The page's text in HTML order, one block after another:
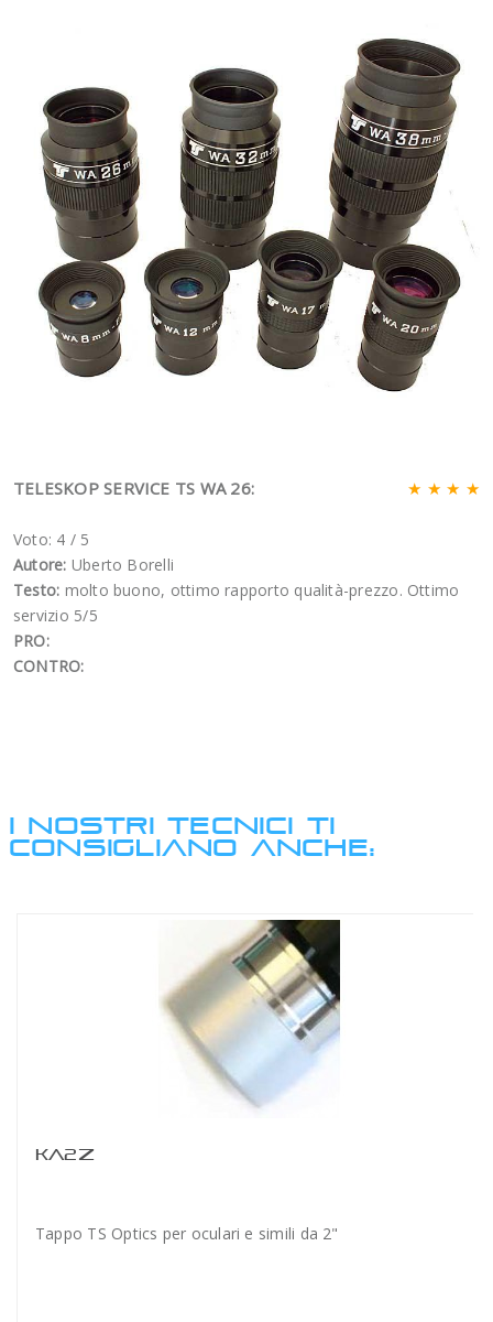
TELESKOP SERVICE TS WA 26: ★ ★ ★ ★
Voto: 4 / 5
Autore: Uberto Borelli
Testo: molto buono, ottimo rapporto qualità-prezzo. Ottimo
servizio 5/5
PRO:
CONTRO:
I NOSTRI TECNICI TI
CONSIGLIANO ANCHE:
KA2Z
Tappo TS Optics per oculari e simili da 2"